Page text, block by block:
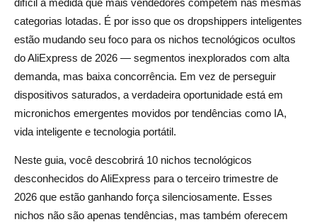
Conclusão
10 perguntas frequentes sobre nichos tecnológicos
desconhecidos do AliExpress
Quais são os melhores nichos de tecnologia do
AliExpress para 2026?
lucrativos em 2026?
Como faço para encontrar nichos tecnológicos ocultos no
AliExpress?
difícil à medida que mais vendedores competem nas mesmas
categorias lotadas. É por isso que os dropshippers inteligentes
estão mudando seu foco para os nichos tecnológicos ocultos
do AliExpress de 2026 — segmentos inexplorados com alta
demanda, mas baixa concorrência. Em vez de perseguir
dispositivos saturados, a verdadeira oportunidade está em
micronichos emergentes movidos por tendências como IA,
vida inteligente e tecnologia portátil.
Neste guia, você descobrirá 10 nichos tecnológicos
desconhecidos do AliExpress para o terceiro trimestre de
2026 que estão ganhando força silenciosamente. Esses
nichos não são apenas tendências, mas também oferecem